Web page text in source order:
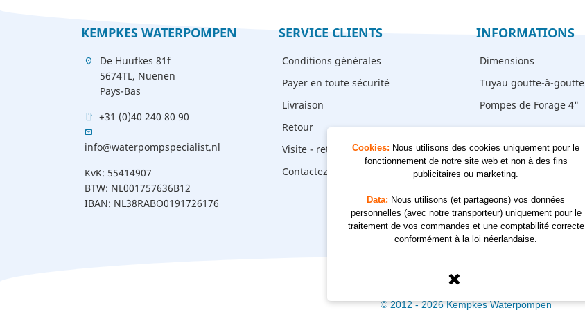
KEMPKES WATERPOMPEN
location_on
De Huufkes 81f
5674TL, Nuenen
Pays-Bas
mobile +31 (0)40 240 80 90
mail
info@waterpompspecialist.nl
KvK: 55414907
BTW: NL001757636B12
IBAN: NL38RABO0191726176
SERVICE CLIENTS
Conditions générales
Payer en toute sécurité
Livraison
Retour
Visite - retrait
Contactez-nous
INFORMATIONS
Dimensions
Tuyau goutte-à-goutte
Pompes de Forage 4"
Cookies: Nous utilisons des cookies uniquement pour le
fonctionnement de notre site web et non à des fins
publicitaires ou marketing.
Data: Nous utilisons (et partageons) vos données
personnelles (avec notre transporteur) uniquement pour le
traitement de vos commandes et une comptabilité correcte
conformément à la loi néerlandaise.
© 2012 - 2026 Kempkes Waterpompen